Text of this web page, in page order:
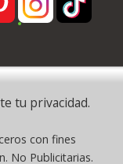
tu privacidad.
con fines
No Publicitarias.